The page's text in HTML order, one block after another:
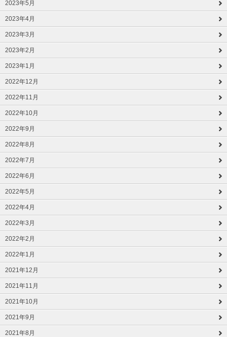
2023年5月
2023年4月
2023年3月
2023年2月
2023年1月
2022年12月
2022年11月
2022年10月
2022年9月
2022年8月
2022年7月
2022年6月
2022年5月
2022年4月
2022年3月
2022年2月
2022年1月
2021年12月
2021年11月
2021年10月
2021年9月
2021年8月